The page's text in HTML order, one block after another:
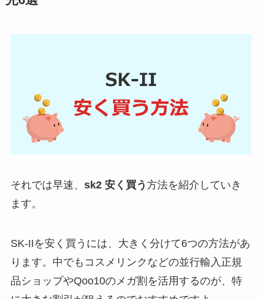
それでは早速、 sk2 安く買う 方法を紹介していき
ます。
SK-IIを安く買うには、大きく分けて6つの方法があ
ります。中でもコスメリンクなどの並行輸入正規
品ショップやQoo10のメガ割を活用するのが、特